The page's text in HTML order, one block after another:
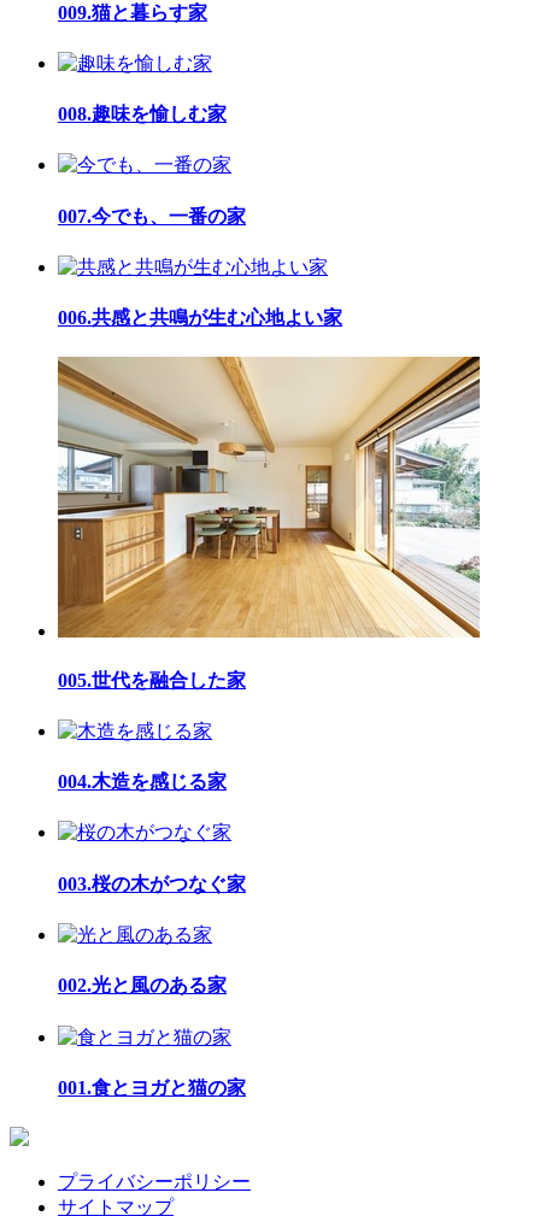
009.猫と暮らす家
008.趣味を愉しむ家
007.今でも、一番の家
006.共感と共鳴が生む心地よい家
005.世代を融合した家
004.木造を感じる家
003.桜の木がつなぐ家
002.光と風のある家
001.食とヨガと猫の家
プライバシーポリシー
サイトマップ